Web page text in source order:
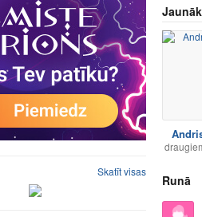
Skatīt visas
Runā